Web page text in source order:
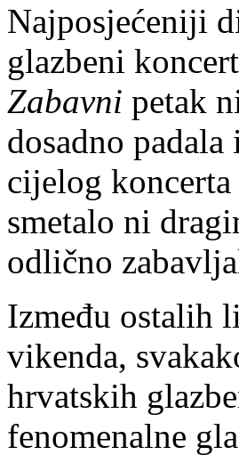
Najposjećeniji
glazbeni
Zabavni petak
dosadno
cijelog koncerta
smetalo ni
odlično
Između ostalih
vikenda,
hrvatskih
fenomenalne